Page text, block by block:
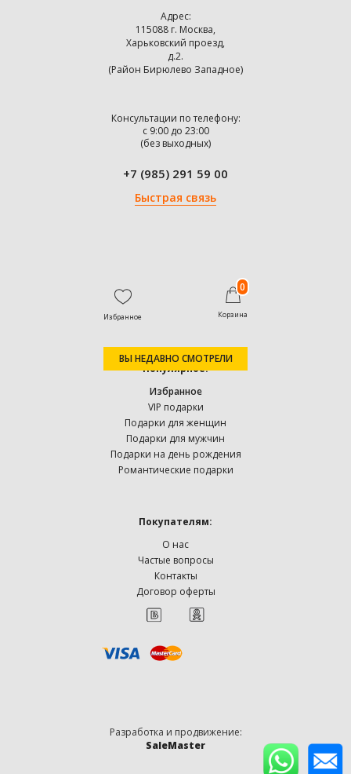
Адрес:
115088 г. Москва,
Харьковский проезд,
д.2.
(Район Бирюлево Западное)
Консультации по телефону:
с 9:00 до 23:00
(без выходных)
+7 (985) 291 59 00
Быстрая связь
Популярное:
Избранное
VIP подарки
Подарки для женщин
Подарки для мужчин
Подарки на день рождения
Романтические подарки
Покупателям:
О нас
Частые вопросы
Контакты
Договор оферты
Избранное
0
Корзина
ВЫ НЕДАВНО СМОТРЕЛИ
Разработка и продвижение:
SaleMaster